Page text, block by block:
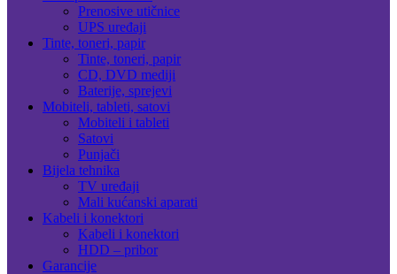
Prenosive utičnice
UPS uređaji
Tinte, toneri, papir
Tinte, toneri, papir
CD, DVD mediji
Baterije, sprejevi
Mobiteli, tableti, satovi
Mobiteli i tableti
Satovi
Punjači
Bijela tehnika
TV uređaji
Mali kućanski aparati
Kabeli i konektori
Kabeli i konektori
HDD – pribor
Garancije